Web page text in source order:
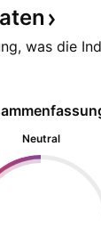
was die
Neutral